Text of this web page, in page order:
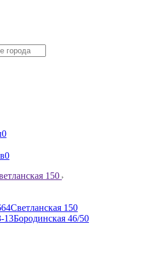
0
0
150
Светланская 150
13Бородинская 46/50